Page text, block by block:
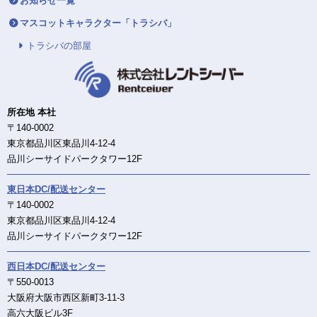
マスコットキャラクター「トラシバ」
トラシバの部屋
所在地 本社
〒140-0002
東京都品川区東品川4-12-4
品川シーサイドパークタワー12F
東日本DC/配送センター
〒140-0002
東京都品川区東品川4-12-4
品川シーサイドパークタワー12F
西日本DC/配送センター
〒550-0013
大阪府大阪市西区新町3-11-3
高六大阪ビル3F